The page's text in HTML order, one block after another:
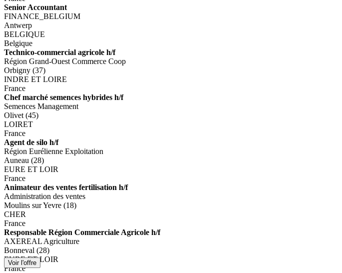
Senior Accountant
FINANCE_BELGIUM
Antwerp
BELGIQUE
Belgique
Technico-commercial agricole h/f
Région Grand-Ouest Commerce Coop
Orbigny (37)
INDRE ET LOIRE
France
Chef marché semences hybrides h/f
Semences Management
Olivet (45)
LOIRET
France
Agent de silo h/f
Région Eurélienne Exploitation
Auneau (28)
EURE ET LOIR
France
Animateur des ventes fertilisation h/f
Administration des ventes
Moulins sur Yevre (18)
CHER
France
Responsable Région Commerciale Agricole h/f
AXEREAL Agriculture
Bonneval (28)
EURE ET LOIR
France